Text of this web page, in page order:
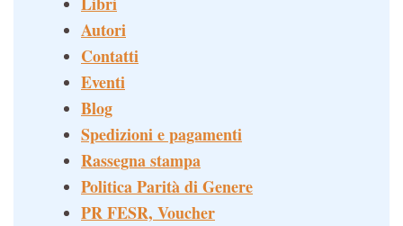
Autori
Contatti
Eventi
Blog
Spedizioni e pagamenti
Rassegna stampa
Politica Parità di Genere
PR FESR, Voucher